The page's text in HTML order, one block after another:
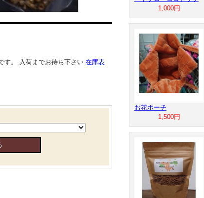
す。 入荷までお待ち下さい 在庫表
1,000円
お花ポーチ
1,500円